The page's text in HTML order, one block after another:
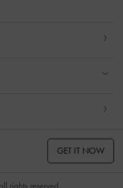
GET IT NOW
rights reserved